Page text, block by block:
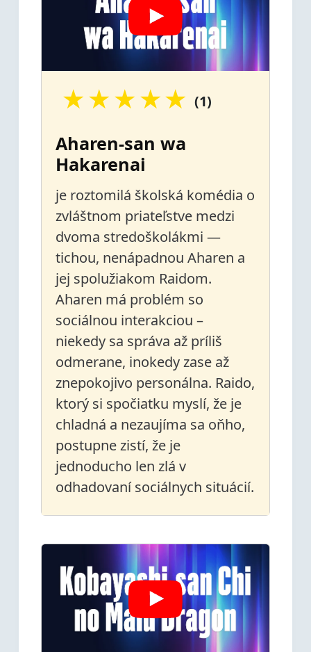
★
★
★
★
★ (1)
Aharen-san wa
Hakarenai
je roztomilá školská komédia o
zvláštnom priateľstve medzi
dvoma stredoškolákmi —
tichou, nenápadnou Aharen a
jej spolužiakom Raidom.
Aharen má problém so
sociálnou interakciou –
niekedy sa správa až príliš
odmerane, inokedy zase až
znepokojivo personálna. Raido,
ktorý si spočiatku myslí, že je
chladná a nezaujíma sa oňho,
postupne zistí, že je
jednoducho len zlá v
odhadovaní sociálnych situácií.